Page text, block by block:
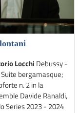
Locchi Debussy -
bergamasque;
n. 2 in la
Davide Ranaldi,
Series 2023 - 2024